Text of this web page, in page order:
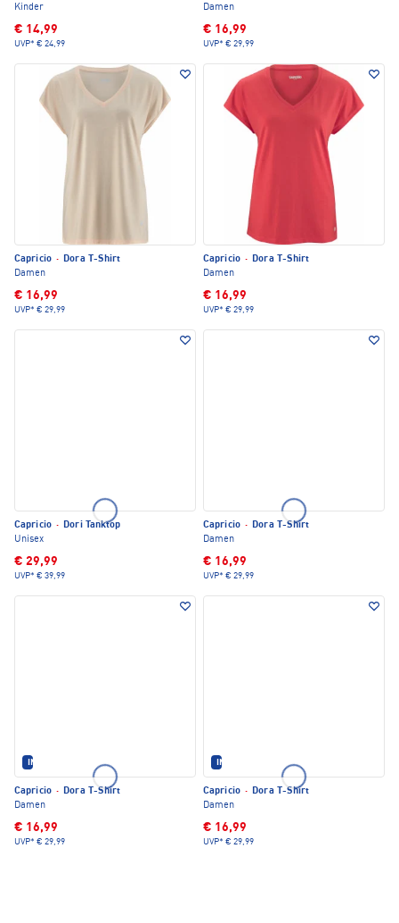
Kinder
€ 14,99
UVP* € 24,99
Damen
€ 16,99
UVP* € 29,99
Capricio · Dora T-Shirt
Damen
€ 16,99
UVP* € 29,99
Capricio · Dora T-Shirt
Damen
€ 16,99
UVP* € 29,99
Capricio · Dori Tanktop
Unisex
€ 29,99
UVP* € 39,99
Capricio · Dora T-Shirt
Damen
€ 16,99
UVP* € 29,99
IM SET ERHÄLTLICH
Capricio · Dora T-Shirt
Damen
€ 16,99
UVP* € 29,99
IM SET ERHÄLTLICH
Capricio · Dora T-Shirt
Damen
€ 16,99
UVP* € 29,99